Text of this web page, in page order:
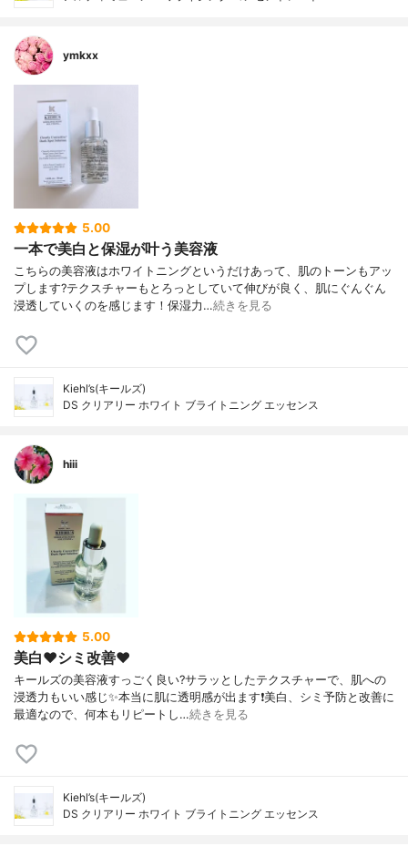
ymkxx
5.00
一本で美白と保湿が叶う美容液
こちらの美容液はホワイトニングというだけあって、肌のトーンもアッ
プします?テクスチャーもとろっとしていて伸びが良く、肌にぐんぐん
浸透していくのを感じます！保湿力…続きを見る
Kiehl’s(キールズ)
DS クリアリー ホワイト ブライトニング エッセンス
hiii
5.00
美白❤️シミ改善❤️
キールズの美容液すっごく良い?サラッとしたテクスチャーで、肌への
浸透力もいい感じ✨本当に肌に透明感が出ます❗️美白、シミ予防と改善に
最適なので、何本もリピートし…続きを見る
Kiehl’s(キールズ)
DS クリアリー ホワイト ブライトニング エッセンス